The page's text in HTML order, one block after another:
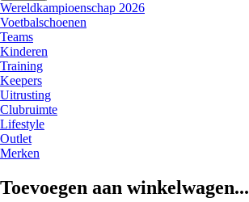
Wereldkampioenschap 2026
Voetbalschoenen
Teams
Kinderen
Training
Keepers
Uitrusting
Clubruimte
Lifestyle
Outlet
Merken
Toevoegen aan winkelwagen...